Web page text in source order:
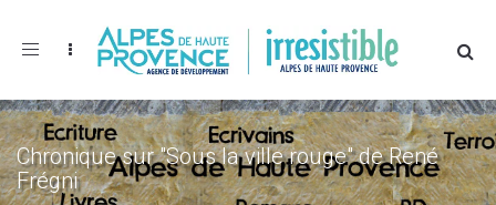
Toggle
Chronique sur "Sous la ville rouge" de René
Frégni